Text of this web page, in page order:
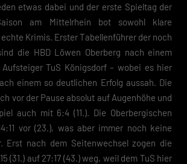
etwas dabei und der erste Spieltag der
am Mittelrhein bot sowohl klare
Krimis. Erster Tabellenführer der noch
die HBD Löwen Oberberg nach einem
TuS Königsdorf – wobei es hier
einem so deutlichen Erfolg aussah. Die
vor der Pause absolut auf Augenhöhe und
auch mit 6:4 (11.). Die Oberbergischen
vor (23.), was aber immer noch keine
Erst nach dem Seitenwechsel zogen die
(31.) auf 27:17 (43.) weg, weil dem TuS hier